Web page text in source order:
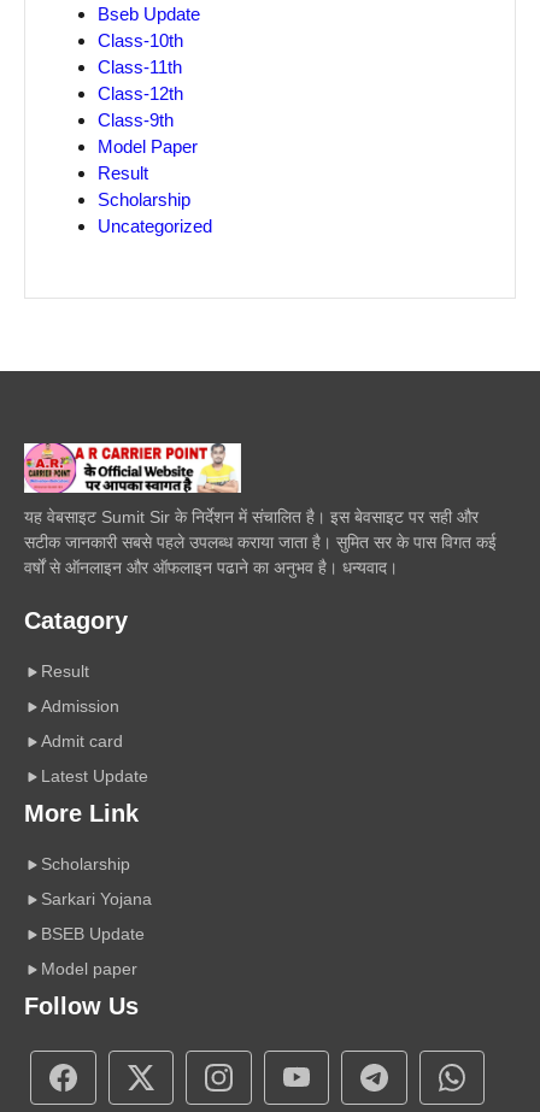
Bseb Update
Class-10th
Class-11th
Class-12th
Class-9th
Model Paper
Result
Scholarship
Uncategorized
यह वेबसाइट Sumit Sir के निर्देशन में संचालित है। इस बेवसाइट पर सही और
सटीक जानकारी सबसे पहले उपलब्ध कराया जाता है। सुमित सर के पास विगत कई
वर्षों से ऑनलाइन और ऑफलाइन पढाने का अनुभव है। धन्यवाद।
Catagory
Result
Admission
Admit card
Latest Update
More Link
Scholarship
Sarkari Yojana
BSEB Update
Model paper
Follow Us